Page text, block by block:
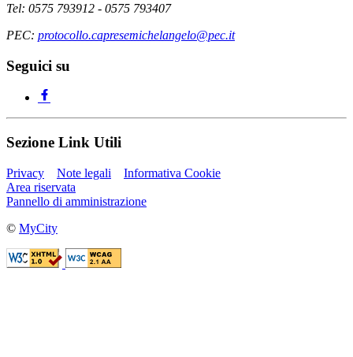
Tel: 0575 793912 - 0575 793407
PEC: protocollo.capresemichelangelo@pec.it
Seguici su
Sezione Link Utili
Privacy Note legali
Informativa Cookie
Area riservata
Pannello di amministrazione
© MyCity